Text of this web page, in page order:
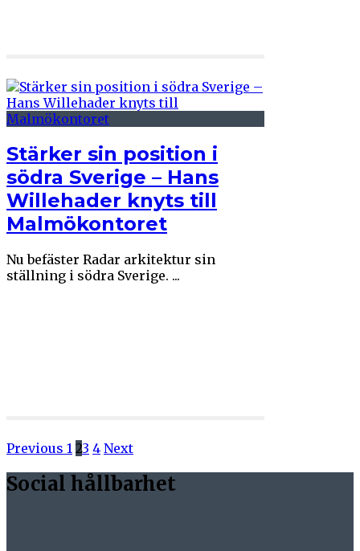
Stärker sin position i
södra Sverige – Hans
Willehader knyts till
Malmökontoret
Nu befäster Radar arkitektur sin
ställning i södra Sverige. ...
Previous 1 23 4 Next
Social hållbarhet